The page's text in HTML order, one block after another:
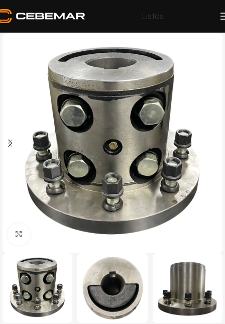
Listas
Click to enlarge